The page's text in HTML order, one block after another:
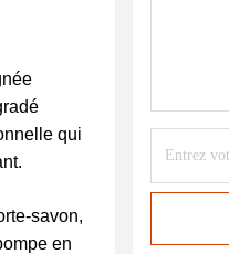
qui
savon,
en